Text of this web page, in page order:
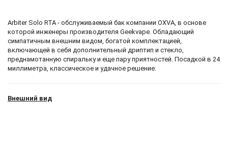
Arbiter Solo RTA - обслуживаемый бак компании OXVA, в основе
которой инженеры производителя Geekvape. Обладающий
симпатичным внешним видом, богатой комплектацией,
включающей в себя дополнительный дриптип и стекло,
преднамотанную спиральку и еще пару приятностей. Посадкой в 24
миллиметра, классическое и удачное решение.
Внешний вид